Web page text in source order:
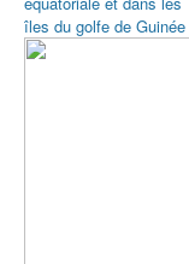
îles du golfe de Guinée